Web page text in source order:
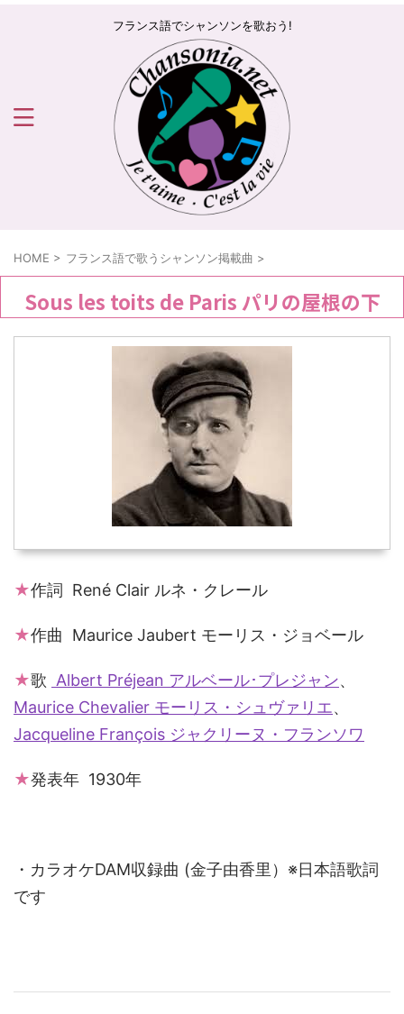
フランス語でシャンソンを歌おう!
HOME > フランス語で歌うシャンソン掲載曲 >
Sous les toits de Paris パリの屋根の下
★作詞 René Clair ルネ・クレール
★作曲 Maurice Jaubert モーリス・ジョベール
★歌 Albert Préjean アルベール･プレジャン、
Maurice Chevalier モーリス・シュヴァリエ、
Jacqueline François ジャクリーヌ・フランソワ
★発表年 1930年
・カラオケDAM収録曲 (金子由香里）※日本語歌詞
です